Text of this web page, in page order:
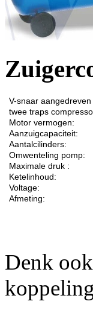
V-snaar aangedreven
twee traps
Motor vermogen:
Aanzuigcapaciteit:
Aantalcilinders:
Omwenteling pomp:
Maximale druk :
Ketelinhoud:
Voltage:
Afmeting:
Denk